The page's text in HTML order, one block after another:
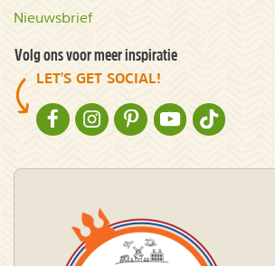
Nieuwsbrief
Volg ons voor meer inspiratie
LET'S GET SOCIAL!
NATURESCANNER OP FACEBOOK
NATURESCANNER OP INSTAGRAM
NATURESCANNER OP
NATURESCANNER